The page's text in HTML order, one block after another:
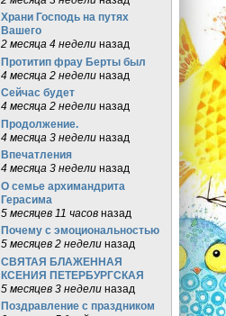
Храни Господь на путях
Вашего
2 месяца 4 неделиназад
Протитип фрау Берты был
4 месяца 2 неделиназад
Сейчас будет
4 месяца 2 неделиназад
Продолжение.
4 месяца 3 неделиназад
Впечатления
4 месяца 3 неделиназад
О семье архимандрита
Герасима
5 месяцев 11 часовназад
Почему с эмоциональностью
5 месяцев 2 неделиназад
СВЯТАЯ БЛАЖЕННАЯ
КСЕНИЯ ПЕТЕРБУРГСКАЯ
5 месяцев 3 неделиназад
Поздравление с праздником